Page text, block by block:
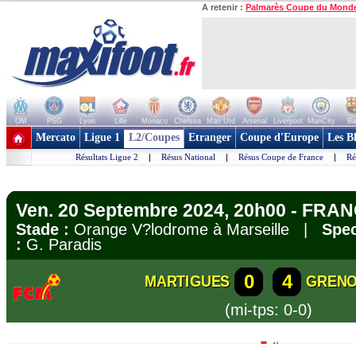
A retenir : Palmarès Coupe du
OM PSG Lyon Lille Monaco Chelsea Man Utd Arsenal Liverpool ManCity
+ de clubs
Mercato Ligue 1 L2/Coupes Etranger Coupe d'Europe Les
Résultats Ligue 2 | Résus National | Résus Coupe de France |
Ven. 20 Septembre 2024, 20h00 -
Stade : Orange V?lodrome à Marseille |
: G. Paradis
MARTIGUES 0 4
(mi-tps: 0-0)